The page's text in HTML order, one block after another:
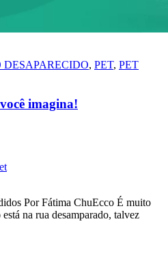
DESAPARECIDO, PET, PET
imagina!
Por Fátima ChuEcco É muito
na rua desamparado, talvez